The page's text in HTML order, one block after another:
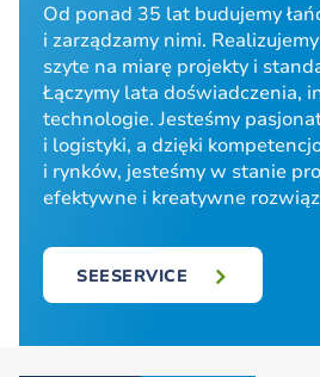
Od ponad 35 lat budujemy
i zarządzamy nimi.
szyte na miarę projekty i
Łączymy lata doświadczenia,
technologie. Jesteśmy
i logistyki, a dzięki
i rynków, jesteśmy w stanie
efektywne i kreatywne
SEESERVICE